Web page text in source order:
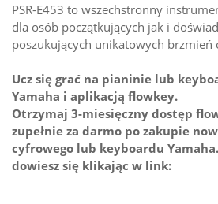
PSR-E453 to wszechstronny
dla osób początkujących jak i
poszukujących unikatowych
Ucz się grać na pianinie lub
Yamaha i aplikacją flowkey.
Otrzymaj 3-miesięczny dostęp
zupełnie za darmo po zakupie
cyfrowego lub keyboardu Yamaha.
dowiesz się klikając w link: